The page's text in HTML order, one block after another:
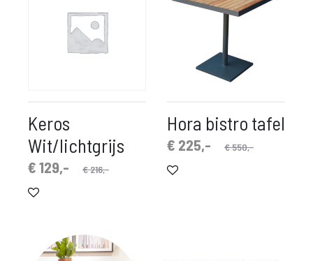
Keros
Wit/lichtgrijs
€216,-
€129,-
prijs
Hora bistro tafel
€550,-
Oorspronkelijke
€ 225,-
Huidige
prijs